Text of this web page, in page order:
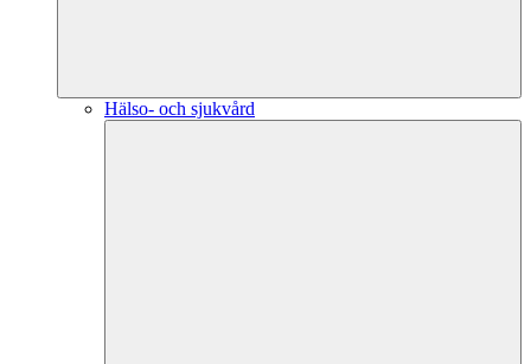
Hälso- och sjukvård